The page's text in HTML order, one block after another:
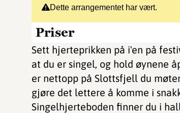
Dette arrangementet har vært.
Priser
Sett hjerteprikken på i'en på
at du er singel, og hold øynene
er nettopp på Slottsfjell du
gjøre det lettere å komme i
Singelhjerteboden finner du i